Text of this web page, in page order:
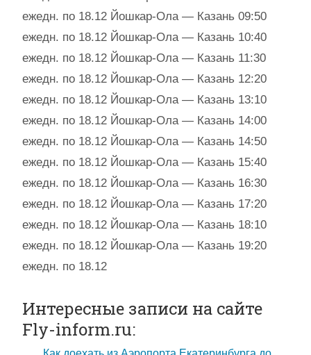
ежедн. по 18.12 Йошкар-Ола — Казань 09:50
ежедн. по 18.12 Йошкар-Ола — Казань 10:40
ежедн. по 18.12 Йошкар-Ола — Казань 11:30
ежедн. по 18.12 Йошкар-Ола — Казань 12:20
ежедн. по 18.12 Йошкар-Ола — Казань 13:10
ежедн. по 18.12 Йошкар-Ола — Казань 14:00
ежедн. по 18.12 Йошкар-Ола — Казань 14:50
ежедн. по 18.12 Йошкар-Ола — Казань 15:40
ежедн. по 18.12 Йошкар-Ола — Казань 16:30
ежедн. по 18.12 Йошкар-Ола — Казань 17:20
ежедн. по 18.12 Йошкар-Ола — Казань 18:10
ежедн. по 18.12 Йошкар-Ола — Казань 19:20
ежедн. по 18.12
Интересные записи на сайте
Fly-inform.ru: